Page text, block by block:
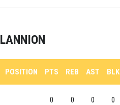
LANNION
POSITION PTS REB AST BLK
0 0 0 0